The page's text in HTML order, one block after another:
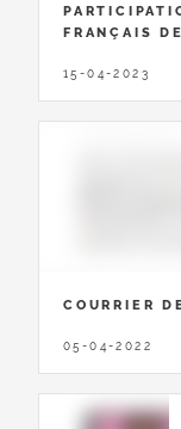
FRANÇAIS
15-04-2023
COURRIER
05-04-2022